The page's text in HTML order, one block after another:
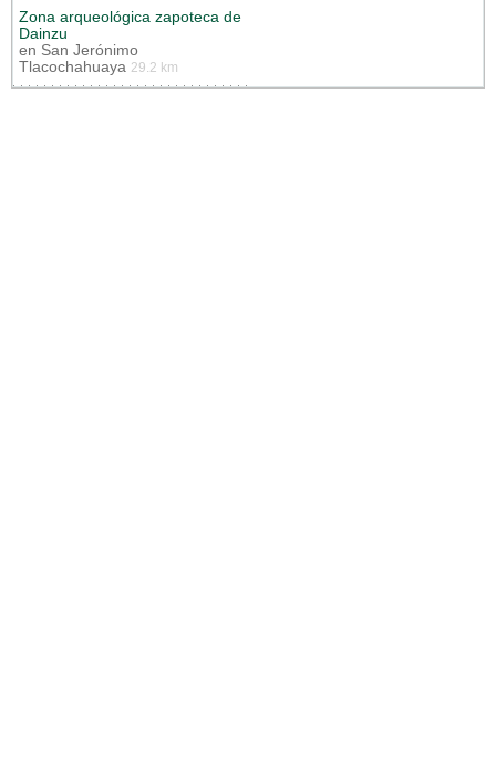
Zona arqueológica zapoteca de
Dainzu
en San Jerónimo
Tlacochahuaya 29.2 km